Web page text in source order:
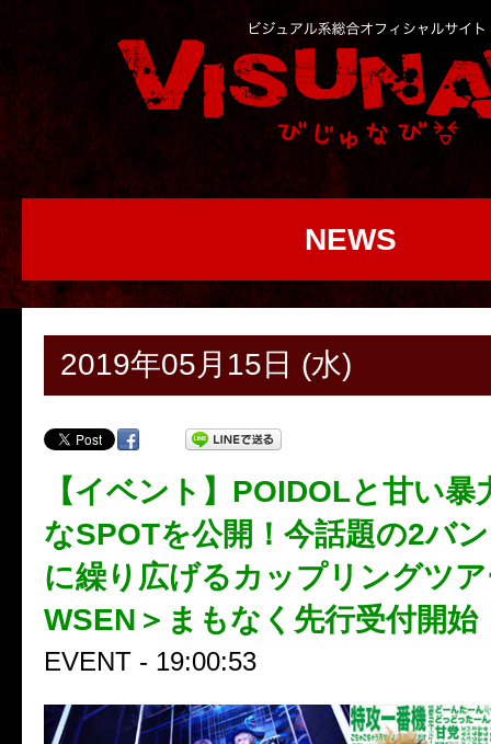
NEWS
2019年05月15日 (水)
【イベント】POIDOLと甘い暴
なSPOTを公開！今話題の2バ
に繰り広げるカップリングツ
WSEN＞まもなく先行受付開始
EVENT - 19:00:53